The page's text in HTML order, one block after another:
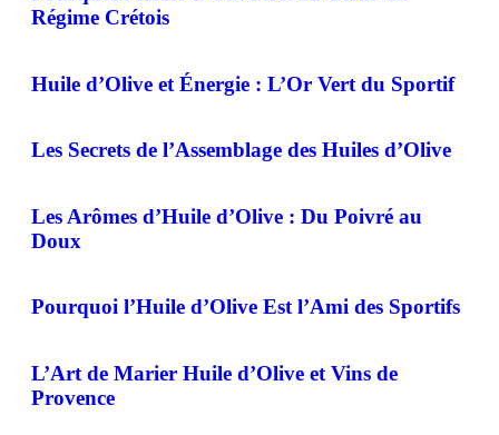
Régime Crétois
Huile d’Olive et Énergie : L’Or Vert du Sportif
Les Secrets de l’Assemblage des Huiles d’Olive
Les Arômes d’Huile d’Olive : Du Poivré au
Doux
Pourquoi l’Huile d’Olive Est l’Ami des Sportifs
L’Art de Marier Huile d’Olive et Vins de
Provence